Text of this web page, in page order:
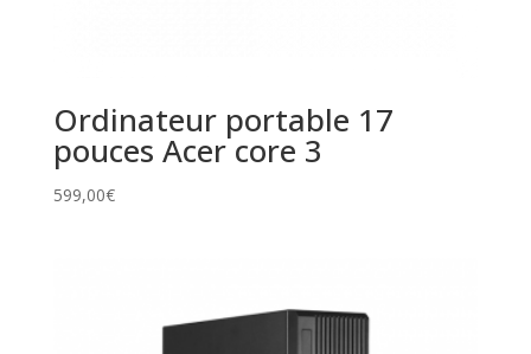
Ordinateur portable 17
pouces Acer core 3
599,00€